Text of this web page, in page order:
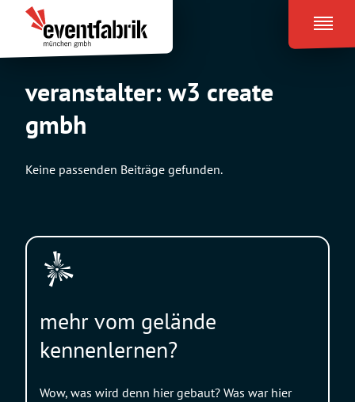
Inhalt
springen
Eventfabrik
München
veranstalter:w3 create
gmbh
Keine passenden Beiträge gefunden.
mehr vom gelände
kennenlernen?
Wow, was wird denn hier gebaut? Was war hier